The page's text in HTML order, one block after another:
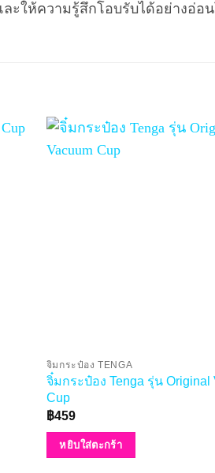
ะให้ความรู้สึกโอบรับได้อย่างอ่อ
จิ๋มกระป๋อง TENGA
จิ๋มกระป๋อง Tenga รุ่น Original
Cup
฿459
หยิบใส่ตะกร้า